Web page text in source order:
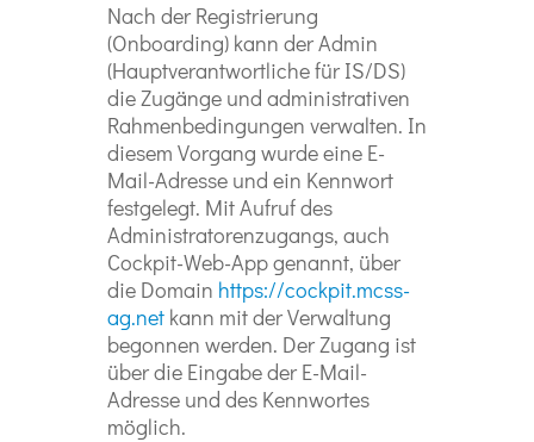
Nach der Registrierung
(Onboarding) kann der Admin
(Hauptverantwortliche für IS/DS)
die Zugänge und administrativen
Rahmenbedingungen verwalten. In
diesem Vorgang wurde eine E-
Mail-Adresse und ein Kennwort
festgelegt. Mit Aufruf des
Administratorenzugangs, auch
Cockpit-Web-App genannt, über
die Domain https://cockpit.mcss-
ag.netkann mit der Verwaltung
begonnen werden. Der Zugang ist
über die Eingabe der E-Mail-
Adresse und des Kennwortes
möglich.